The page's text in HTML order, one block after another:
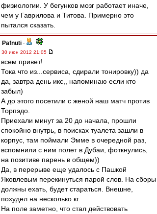
физиологии. У бегунков мозг работает иначе,
чем у Гаврилова и Титова. Примерно это
пытался сказать.
Pafnuti -
30 июн 2012 21:05
всем привет!
Тока что из...сервиса, сдирали тонировку)) да
да, завтра день икс,, напоминаю если кто
забыл)
А до этого посетили с женой наш матч против
Торпэдо.
Приехали минут за 20 до начала, прошли
спокойно внутрь, в поисках туалета зашли в
корпус, там поймали Эмме в очередной раз,
вспомнили с ним полет в Дубаи, фоткнулись,
на позитиве парень в общем))
Да, в перерыве еще удалось с Пашкой
Яковлевым перекинуться парой слов. На сборы
должны ехать, будет стараться. Внешне,
похудел на несколько кг.
На поле заметно, что стал действовать